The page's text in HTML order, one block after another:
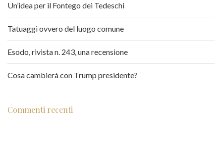
Un’idea per il Fontego dei Tedeschi
Tatuaggi ovvero del luogo comune
Esodo, rivista n. 243, una recensione
Cosa cambierà con Trump presidente?
Commenti recenti